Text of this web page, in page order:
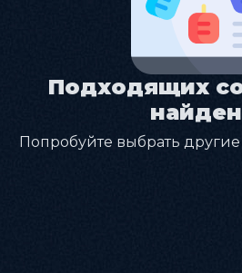
Подходящих
Попробуйте выбрать